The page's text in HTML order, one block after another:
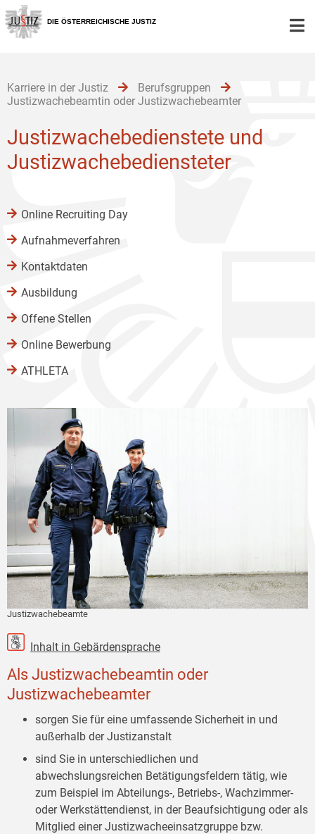
Zur
Hauptnavigation
[1]
Zum
Inhalt
[2]
Zum
Untermenü
[3]
DIE ÖSTERREICHISCHE JUSTIZ
Karriere in der Justiz
Berufsgruppen
Justizwachebeamtin oder Justizwachebeamter
Justizwachebedienstete und
Justizwachebediensteter
Online Recruiting Day
Aufnahmeverfahren
Kontaktdaten
Ausbildung
Offene Stellen
Online Bewerbung
ATHLETA
Justizwachebeamte
Inhalt in Gebärdensprache
Als Justizwachebeamtin oder
Justizwachebeamter
sorgen Sie für eine umfassende Sicherheit in und
außerhalb der Justizanstalt
sind Sie in unterschiedlichen und
abwechslungsreichen Betätigungsfeldern tätig, wie
zum Beispiel im Abteilungs-, Betriebs-, Wachzimmer-
oder Werkstättendienst, in der Beaufsichtigung oder als
Mitglied einer Justizwacheeinsatzgruppe bzw.